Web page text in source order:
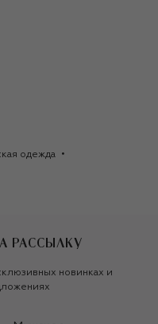
одежда
РАССЫЛКУ
новинках и